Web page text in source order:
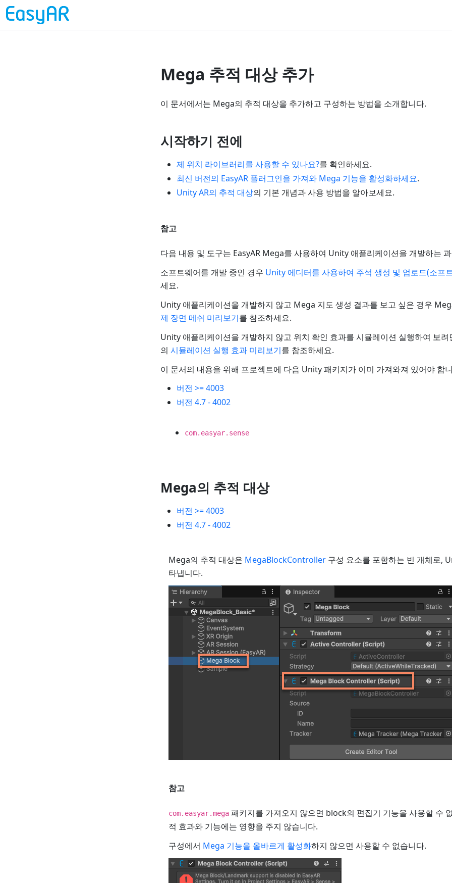
Mega 추적 대상 추가
이 문서에서는 Mega의 추적 대상을 추가하고 구성하는 방법을 소개합니다.
시작하기 전에
제 위치 라이브러리를 사용할 수 있나요?를 확인하세요.
최신 버전의 EasyAR 플러그인을 가져와 Mega 기능을 활성화하세요.
Unity AR의 추적 대상의 기본 개념과 사용 방법을 알아보세요.
참고
다음 내용 및 도구는 EasyAR Mega를 사용하여 Unity 애플리케이션을 개발하는
소프트웨어를 개발 중인 경우 Unity 에디터를 사용하여 주석 생성 및 업로드(소프
세요.
Unity 애플리케이션을 개발하지 않고 Mega 지도 생성 결과를 보고 싶은 경우
제 장면 메쉬 미리보기를 참조하세요.
Unity 애플리케이션을 개발하지 않고 위치 확인 효과를 시뮬레이션 실행하여 보
의 시뮬레이션 실행 효과 미리보기를 참조하세요.
이 문서의 내용을 위해 프로젝트에 다음 Unity 패키지가 이미 가져와져 있어야 합
버전 >= 4003
버전 4.7 - 4002
com.easyar.sense
Mega의 추적 대상
버전 >= 4003
버전 4.7 - 4002
Mega의 추적 대상은 MegaBlockController구성 요소를 포함하는 빈 개체로,
타냅니다.
참고
com.easyar.mega패키지를 가져오지 않으면 block의 편집기 기능을 사용할 수
적 효과와 기능에는 영향을 주지 않습니다.
구성에서 Mega 기능을 올바르게 활성화하지 않으면 사용할 수 없습니다.